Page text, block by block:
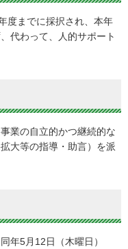
度までに採択され、本年
代わって、人的サポート
業の自立的かつ継続的な
大等の指導・助言）を派
年5月12日（木曜日）